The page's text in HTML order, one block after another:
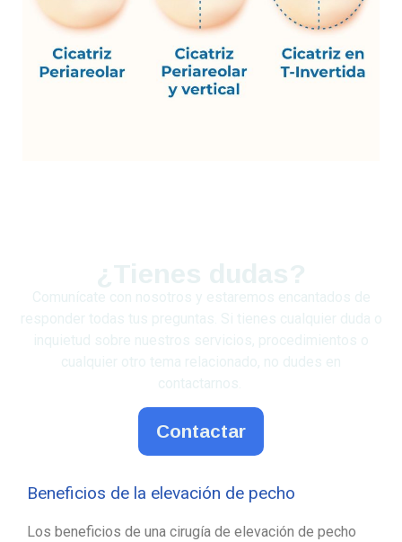
Contactar
Beneficios de la elevación de pecho
Los beneficios de una cirugía de elevación de pecho